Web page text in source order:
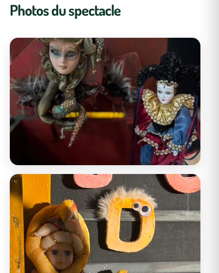
Photos du spectacle